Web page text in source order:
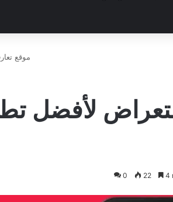
موقع
لأفضل
0 22 4